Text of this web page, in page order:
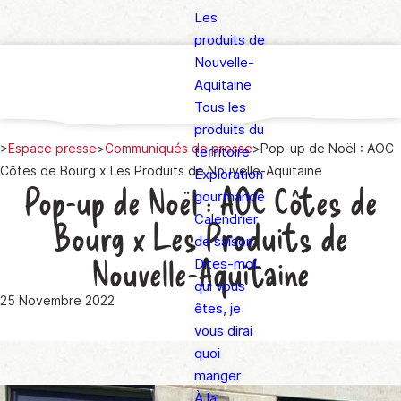
Les
produits de
Nouvelle-
Aquitaine
Tous les
produits du
territoire
Exploration
gourmande
Calendrier
de saison
Dites-moi
qui vous
êtes, je
vous dirai
quoi
manger
>Espace presse>Communiqués de presse>Pop-up de Noël : AOC
Côtes de Bourg x Les Produits de Nouvelle-Aquitaine
Pop-up de Noël : AOC Côtes de
Bourg x Les Produits de
Nouvelle-Aquitaine
25 Novembre 2022